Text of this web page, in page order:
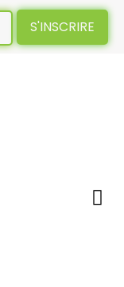
S'INSCRIRE